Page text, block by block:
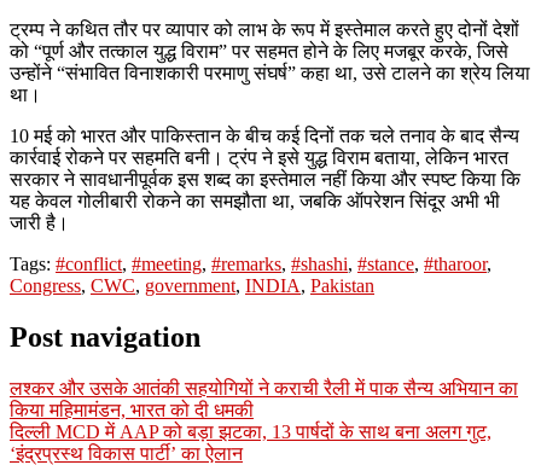
ट्रम्प ने कथित तौर पर व्यापार को लाभ के रूप में इस्तेमाल करते हुए दोनों देशों
को “पूर्ण और तत्काल युद्ध विराम” पर सहमत होने के लिए मजबूर करके, जिसे
उन्होंने “संभावित विनाशकारी परमाणु संघर्ष” कहा था, उसे टालने का श्रेय लिया
था।
10 मई को भारत और पाकिस्तान के बीच कई दिनों तक चले तनाव के बाद सैन्य
कार्रवाई रोकने पर सहमति बनी। ट्रंप ने इसे युद्ध विराम बताया, लेकिन भारत
सरकार ने सावधानीपूर्वक इस शब्द का इस्तेमाल नहीं किया और स्पष्ट किया कि
यह केवल गोलीबारी रोकने का समझौता था, जबकि ऑपरेशन सिंदूर अभी भी
जारी है।
Tags: #conflict, #meeting, #remarks, #shashi, #stance, #tharoor,
Congress, CWC, government, INDIA, Pakistan
Post navigation
लश्कर और उसके आतंकी सहयोगियों ने कराची रैली में पाक सैन्य अभियान का
किया महिमामंडन, भारत को दी धमकी
दिल्ली MCD में AAP को बड़ा झटका, 13 पार्षदों के साथ बना अलग गुट,
‘इंद्रप्रस्थ विकास पार्टी’ का ऐलान